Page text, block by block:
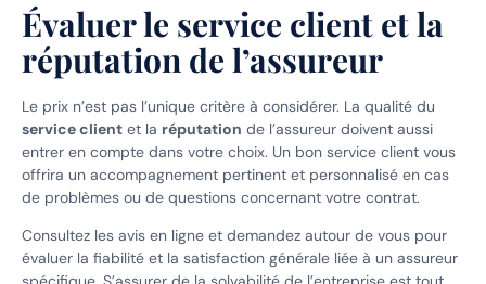
Évaluer le service client et la
réputation de l’assureur
Le prix n’est pas l’unique critère à considérer. La qualité du
service client et la réputation de l’assureur doivent aussi
entrer en compte dans votre choix. Un bon service client vous
offrira un accompagnement pertinent et personnalisé en cas
de problèmes ou de questions concernant votre contrat.
Consultez les avis en ligne et demandez autour de vous pour
évaluer la fiabilité et la satisfaction générale liée à un assureur